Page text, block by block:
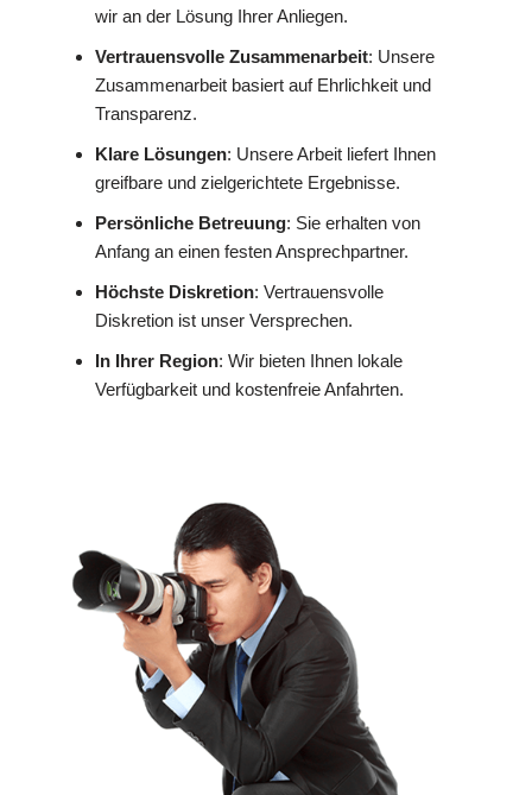
wir an der Lösung Ihrer Anliegen.
Vertrauensvolle Zusammenarbeit: Unsere
Zusammenarbeit basiert auf Ehrlichkeit und
Transparenz.
Klare Lösungen: Unsere Arbeit liefert Ihnen
greifbare und zielgerichtete Ergebnisse.
Persönliche Betreuung: Sie erhalten von
Anfang an einen festen Ansprechpartner.
Höchste Diskretion: Vertrauensvolle
Diskretion ist unser Versprechen.
In Ihrer Region: Wir bieten Ihnen lokale
Verfügbarkeit und kostenfreie Anfahrten.